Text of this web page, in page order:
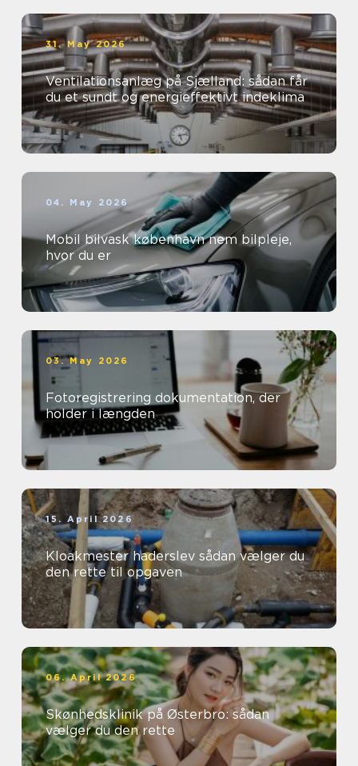
31. May 2026
Ventilationsanlæg på Sjælland: sådan får
du et sundt og energieffektivt indeklima
04. May 2026
Mobil bilvask københavn nem bilpleje,
hvor du er
03. May 2026
Fotoregistrering dokumentation, der
holder i længden
15. April 2026
Kloakmester haderslev sådan vælger du
den rette til opgaven
06. April 2026
Skønhedsklinik på Østerbro: sådan
vælger du den rette